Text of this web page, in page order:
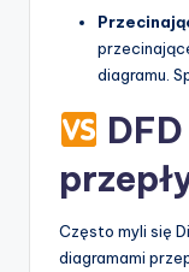
diagramu.
Często myli się
diagramami